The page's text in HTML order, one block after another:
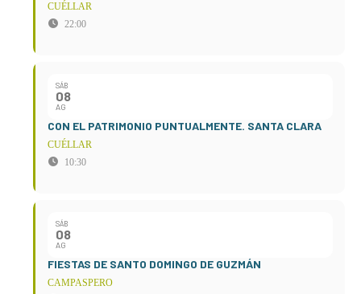
CUÉLLAR
22:00
SÁB
08
AG
CON EL PATRIMONIO PUNTUALMENTE. SANTA CLARA
CUÉLLAR
10:30
SÁB
08
AG
FIESTAS DE SANTO DOMINGO DE GUZMÁN
CAMPASPERO